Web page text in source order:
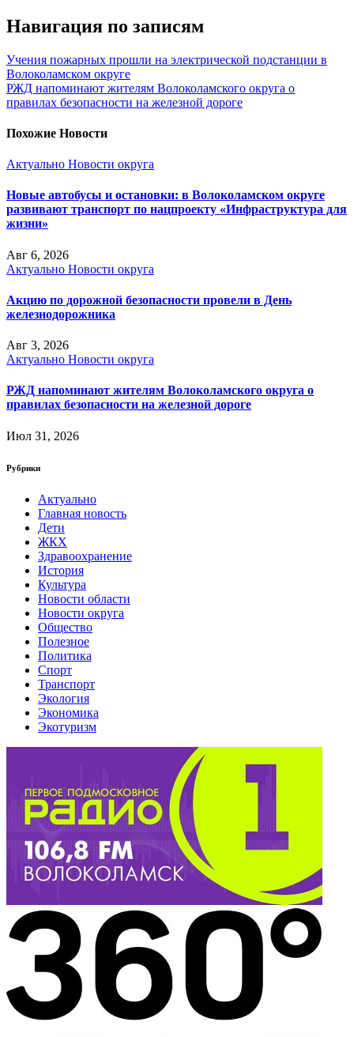
Навигация по записям
Учения пожарных прошли на электрической подстанции в
Волоколамском округе
РЖД напоминают жителям Волоколамского округа о
правилах безопасности на железной дороге
Похожие Новости
Актуально Новости округа
Новые автобусы и остановки: в Волоколамском округе
развивают транспорт по нацпроекту «Инфраструктура для
жизни»
Авг 6, 2026
Актуально Новости округа
Акцию по дорожной безопасности провели в День
железнодорожника
Авг 3, 2026
Актуально Новости округа
РЖД напоминают жителям Волоколамского округа о
правилах безопасности на железной дороге
Июл 31, 2026
Рубрики
Актуально
Главная новость
Дети
ЖКХ
Здравоохранение
История
Культура
Новости области
Новости округа
Общество
Полезное
Политика
Спорт
Транспорт
Экология
Экономика
Экотуризм